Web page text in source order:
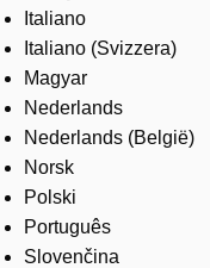
Italiano
Italiano (Svizzera)
Magyar
Nederlands
Nederlands (België)
Norsk
Polski
Português
Slovenčina